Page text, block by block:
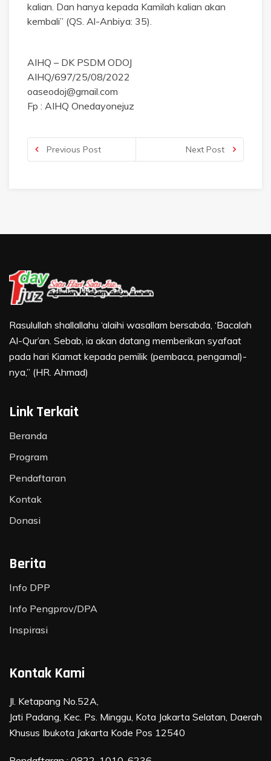
kalian. Dan hanya kepada Kamilah kalian akan
kembali” (QS. Al-Anbiya: 35).
AIHQ – DK PSDM ODOJ
AIHQ/697/25/08/2022
oaseodoj@gmail.com
Fp : AIHQ Onedayonejuz
Previous Post Next Post
Rasulullah shallallahu ‘alaihi wasallam bersabda, ‘Bacalah
Al-Qur’an. Sebab, ia akan datang memberikan syafaat
pada hari Kiamat kepada pemilik (pembaca, pengamal)-
nya,” (HR. Ahmad)
Link Terkait
Beranda
Program
Pendaftaran
Kontak
Donasi
Berita
Info DPP
Info Pengprov/DPA
Inspirasi
Kontak Kami
Jl. Ketapang No.52A,
Jati Padang, Kec. Ps. Minggu, Kota Jakarta Selatan, Daerah
Khusus Ibukota Jakarta Kode Pos 12540